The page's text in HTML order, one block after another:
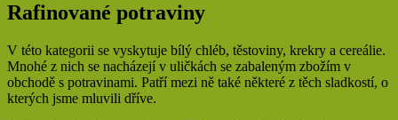
Rafinované potraviny
V této kategorii se vyskytuje bílý chléb, těstoviny, krekry a cereálie.
Mnohé z nich se nacházejí v uličkách se zabaleným zbožím v
obchodě s potravinami. Patří mezi ně také některé z těch sladkostí, o
kterých jsme mluvili dříve.